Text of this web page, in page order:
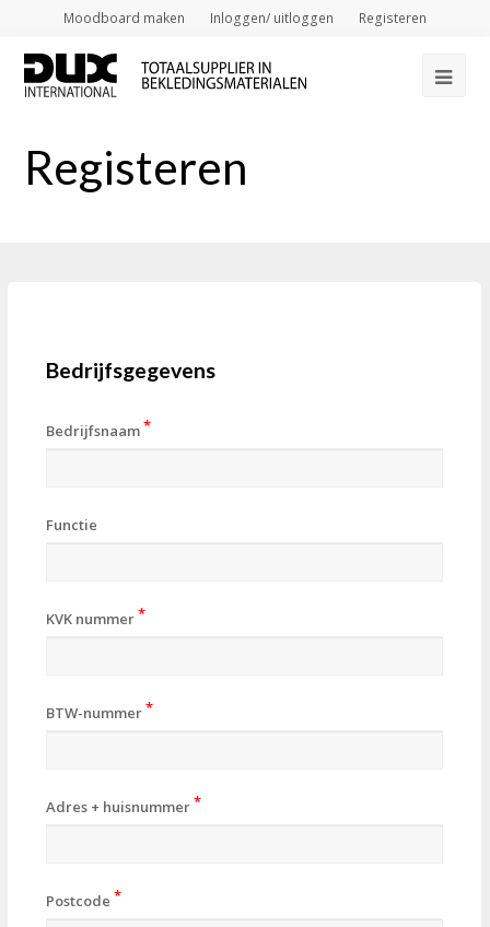
Moodboard maken Inloggen/ uitloggen Registeren
Registeren
Bedrijfsgegevens
Bedrijfsnaam*
Functie
KVK nummer*
BTW-nummer*
Adres + huisnummer*
Postcode *